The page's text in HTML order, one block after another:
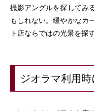
撮影アングルを探してみ
もしれない。緩やかなカ
ト店ならではの光景を探
ジオラマ利用